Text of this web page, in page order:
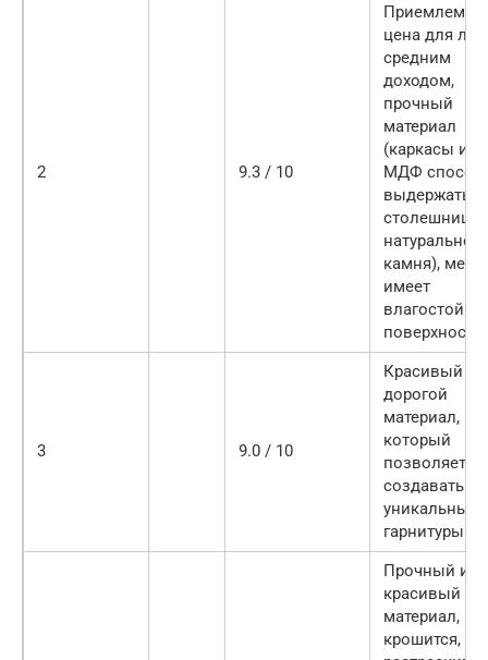
2 9.3 / 10
Приемлемая
цена для
средним
доходом,
прочный
материал
(каркасы из
МДФ
выдержать
столешницы
натурального
камня),
имеет
поверхность
3 9.0 / 10
Красивый и
дорогой
материал,
который
позволяет
создавать
уникальные
гарнитуры
Прочный и
красивый
материал, не
крошится, не